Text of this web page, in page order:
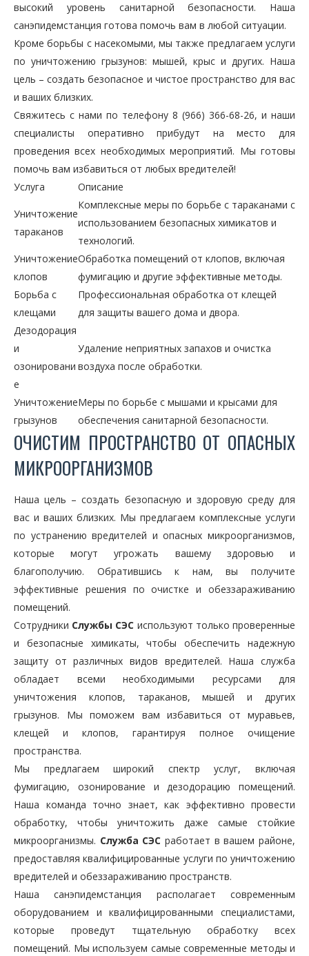
высокий уровень санитарной безопасности. Наша
санэпидемстанция готова помочь вам в любой ситуации.
Кроме борьбы с насекомыми, мы также предлагаем услуги
по уничтожению грызунов: мышей, крыс и других. Наша
цель – создать безопасное и чистое пространство для вас
и ваших близких.
Свяжитесь с нами по телефону 8 (966) 366-68-26, и наши
специалисты оперативно прибудут на место для
проведения всех необходимых мероприятий. Мы готовы
помочь вам избавиться от любых вредителей!
Услуга
Описание
Уничтожение
тараканов
Комплексные меры по борьбе с тараканами с
использованием безопасных химикатов и
технологий.
Уничтожение
клопов
Обработка помещений от клопов, включая
фумигацию и другие эффективные методы.
Борьба с
клещами
Профессиональная обработка от клещей
для защиты вашего дома и двора.
Дезодорация
и
озонировани
е
Удаление неприятных запахов и очистка
воздуха после обработки.
Уничтожение
грызунов
Меры по борьбе с мышами и крысами для
обеспечения санитарной безопасности.
ОЧИСТИМ ПРОСТРАНСТВО ОТ ОПАСНЫХ
МИКРООРГАНИЗМОВ
Наша цель – создать безопасную и здоровую среду для
вас и ваших близких. Мы предлагаем комплексные услуги
по устранению вредителей и опасных микроорганизмов,
которые могут угрожать вашему здоровью и
благополучию. Обратившись к нам, вы получите
эффективные решения по очистке и обеззараживанию
помещений.
Сотрудники Службы СЭС используют только проверенные
и безопасные химикаты, чтобы обеспечить надежную
защиту от различных видов вредителей. Наша служба
обладает всеми необходимыми ресурсами для
уничтожения клопов, тараканов, мышей и других
грызунов. Мы поможем вам избавиться от муравьев,
клещей и клопов, гарантируя полное очищение
пространства.
Мы предлагаем широкий спектр услуг, включая
фумигацию, озонирование и дезодорацию помещений.
Наша команда точно знает, как эффективно провести
обработку, чтобы уничтожить даже самые стойкие
микроорганизмы. Служба СЭС работает в вашем районе,
предоставляя квалифицированные услуги по уничтожению
вредителей и обеззараживанию пространств.
Наша санэпидемстанция располагает современным
оборудованием и квалифицированными специалистами,
которые проведут тщательную обработку всех
помещений. Мы используем самые современные методы и